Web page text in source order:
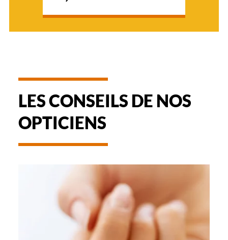
LES CONSEILS DE NOS
OPTICIENS
ENTRETIEN